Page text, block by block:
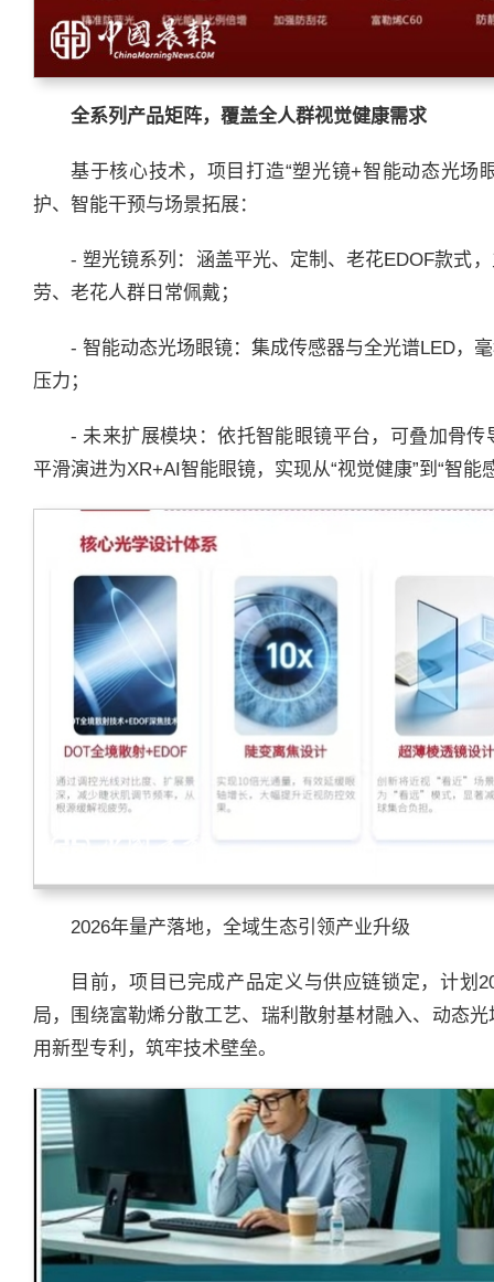
全系列产品矩阵，覆盖全人群视觉健康需求
基于核心技术，项目打造“塑光镜+智能动态光场
护、智能干预与场景拓展：
- 塑光镜系列：涵盖平光、定制、老花EDOF款式
劳、老花人群日常佩戴；
- 智能动态光场眼镜：集成传感器与全光谱LED，
压力；
- 未来扩展模块：依托智能眼镜平台，可叠加骨
平滑演进为XR+AI智能眼镜，实现从“视觉健康”到“智能
2026年量产落地，全域生态引领产业升级
目前，项目已完成产品定义与供应链锁定，计划
局，围绕富勒烯分散工艺、瑞利散射基材融入、动态
用新型专利，筑牢技术壁垒。